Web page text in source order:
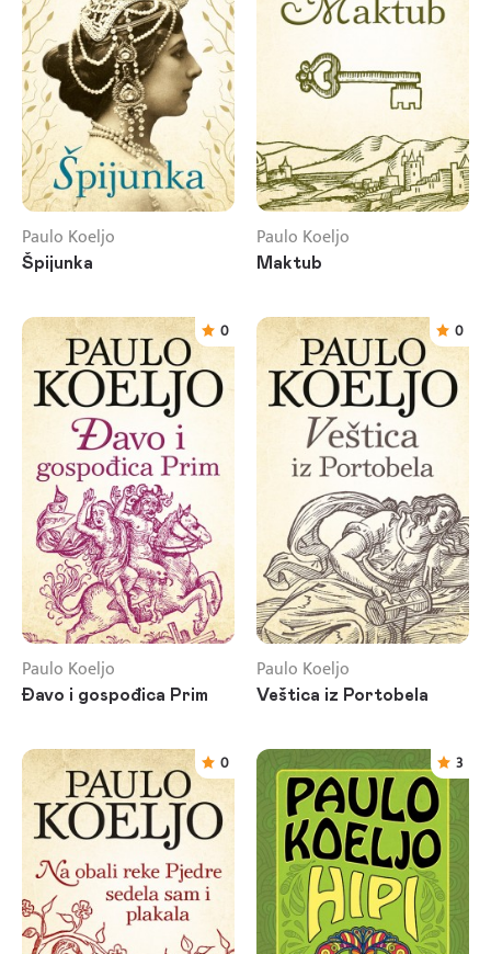
Paulo Koeljo
Špijunka
Paulo Koeljo
Maktub
0
Paulo Koeljo
Đavo i gospođica Prim
0
Paulo Koeljo
Veštica iz Portobela
0 3